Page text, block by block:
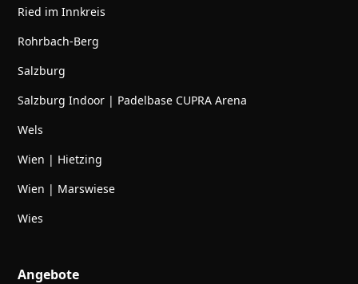
Ried im Innkreis
Rohrbach-Berg
Salzburg
Salzburg Indoor | Padelbase CUPRA Arena
Wels
Wien | Hietzing
Wien | Marswiese
Wies
Angebote